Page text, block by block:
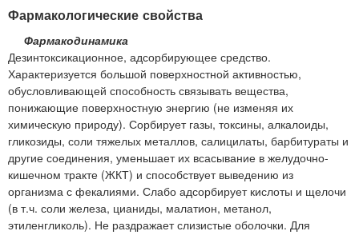
Фармакологические свойства
Фармакодинамика
Дезинтоксикационное, адсорбирующее средство.
Характеризуется большой поверхностной активностью,
обусловливающей способность связывать вещества,
понижающие поверхностную энергию (не изменяя их
химическую природу). Сорбирует газы, токсины, алкалоиды,
гликозиды, соли тяжелых металлов, салицилаты, барбитураты и
другие соединения, уменьшает их всасывание в желудочно-
кишечном тракте (ЖКТ) и способствует выведению из
организма с фекалиями. Слабо адсорбирует кислоты и щелочи
(в т.ч. соли железа, цианиды, малатион, метанол,
этиленгликоль). Не раздражает слизистые оболочки. Для